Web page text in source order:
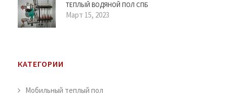
ТЕПЛЫЙ ВОДЯНОЙ ПОЛ СПБ
Март 15, 2023
КАТЕГОРИИ
Мобильный теплый пол